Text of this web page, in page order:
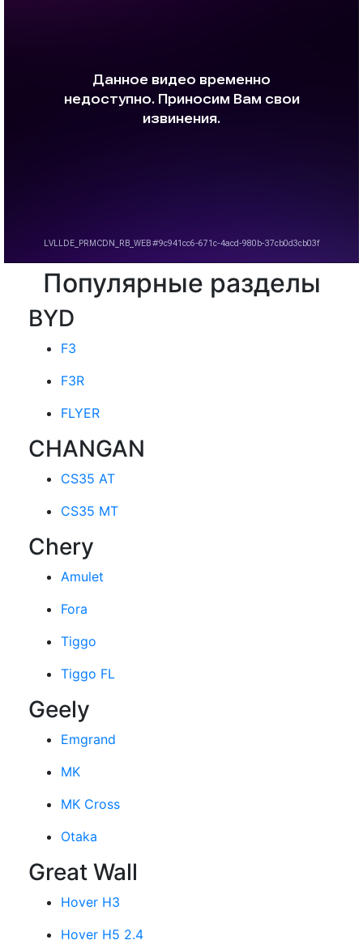
Популярные разделы
BYD
F3
F3R
FLYER
CHANGAN
CS35 AT
CS35 MT
Chery
Amulet
Fora
Tiggo
Tiggo FL
Geely
Emgrand
MK
MK Cross
Otaka
Great Wall
Hover H3
Hover H5 2.4